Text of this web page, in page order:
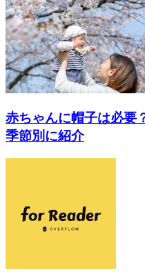
赤ちゃんに帽子は必要
季節別に紹介